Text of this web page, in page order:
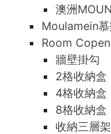
澳洲
Moulamein
Room
牆壁掛勾
2格收納盒
4格收納盒
8格收納盒
收納三層架